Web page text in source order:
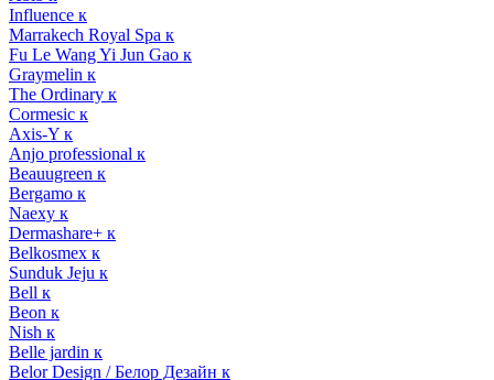
Influence к
Marrakech Royal Spa к
Fu Le Wang Yi Jun Gao к
Graymelin к
The Ordinary к
Cormesic к
Axis-Y к
Anjo professional к
Beauugreen к
Bergamo к
Naexy к
Dermashare+ к
Belkosmex к
Sunduk Jeju к
Bell к
Beon к
Nish к
Belle jardin к
Belor Design / Белор Дезайн к